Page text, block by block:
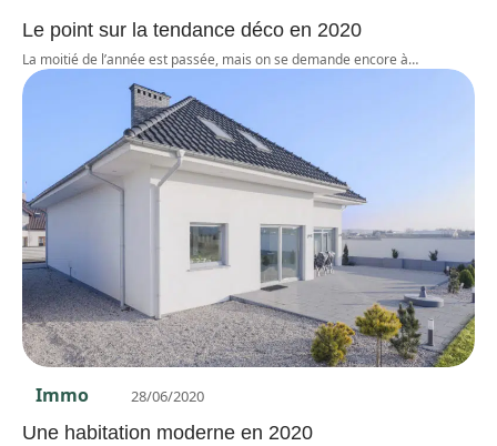
Le point sur la tendance déco en 2020
La moitié de l’année est passée, mais on se demande encore à…
Immo 28/06/2020
Une habitation moderne en 2020